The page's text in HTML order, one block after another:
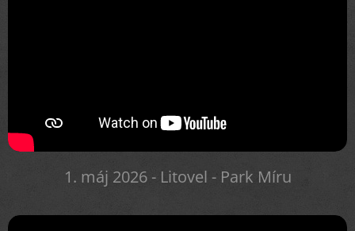
1. máj 2026 - Litovel - Park Míru